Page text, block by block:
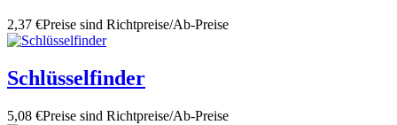
2,37 €Preise sind Richtpreise/Ab-Preise
Schlüsselfinder
5,08 €Preise sind Richtpreise/Ab-Preise